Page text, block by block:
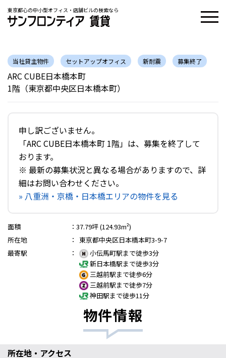
東京都心の中小型オフィス・店舗ビルの検索なら
当社貸主物件 セットアップオフィス 新耐震 募集終了
ARC CUBE日本橋本町
1階（東京都中央区日本橋本町）
申し訳ございません。
「ARC CUBE日本橋本町 1階」は、募集を終了して
おります。
※ 最新の募集状況と異なる場合がありますので、詳
細はお問い合わせください。
» 八重洲・京橋・日本橋エリアの物件を見る
面積 ： 37.79坪 (124.93m²)
所在地
：
東京都中央区日本橋本町3-9-7
最寄駅
：
小伝馬町駅まで徒歩3分
新日本橋駅まで徒歩3分
三越前駅まで徒歩6分
三越前駅まで徒歩7分
神田駅まで徒歩11分
物件情報
所在地・アクセス